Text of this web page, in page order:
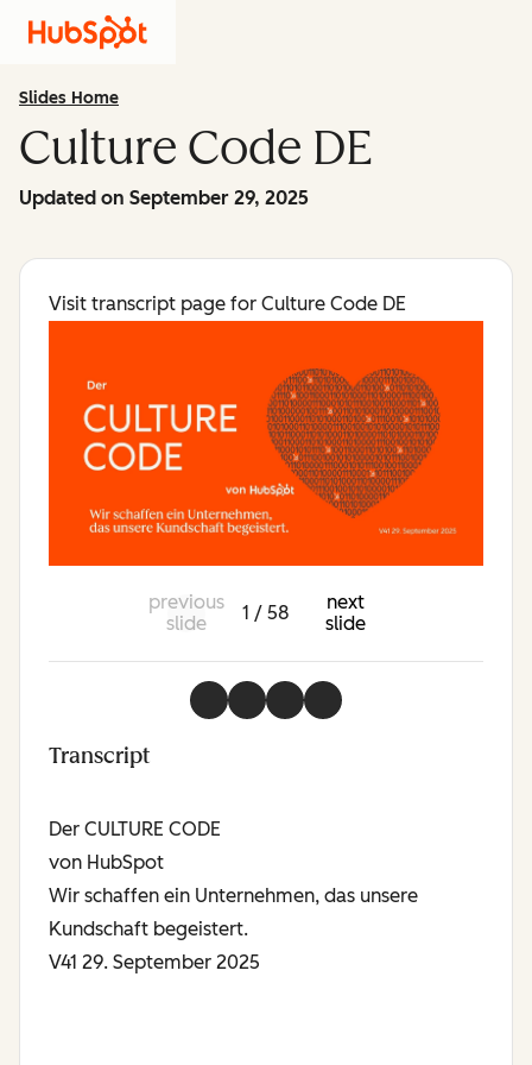
Slides Home
Culture Code DE
Updated on September 29, 2025
Visit transcript page for Culture Code DE
previous
slide
1 / 58
next
slide
Transcript
Der CULTURE CODE
von HubSpot
Wir schaffen ein Unternehmen, das unsere
Kundschaft begeistert.
V41 29. September 2025